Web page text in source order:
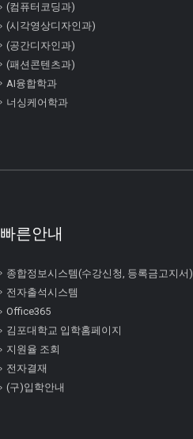
(컴퓨터코딩과)
(시각영상디자인과)
(공간디자인과)
(패션콘텐츠과)
AI융합학과
너싱케어학과
빠른안내
종합정보시스템(수강신청, 등록금고지서)
전자출석시스템
Office365
김포대학교 입학홈페이지
지원율 조회
전자결재
(구)입학안내